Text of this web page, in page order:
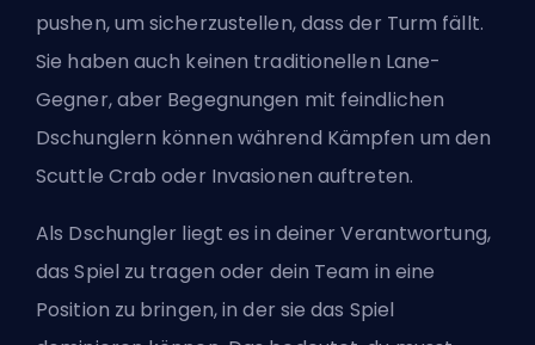
pushen, um sicherzustellen, dass der Turm fällt.
Sie haben auch keinen traditionellen Lane-
Gegner, aber Begegnungen mit feindlichen
Dschunglern können während Kämpfen um den
Scuttle Crab oder Invasionen auftreten.
Als Dschungler liegt es in deiner Verantwortung,
das Spiel zu tragen oder dein Team in eine
Position zu bringen, in der sie das Spiel